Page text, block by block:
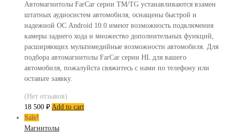
Автомагнитолы FarCar серии TM/TG устанавливаются взамен
штатных аудиосистем автомобиля, оснащены быстрой и
надежной ОС Android 10.0 имеют возможность подключения
камеры заднего хода и множество дополнительных функций,
расширяющих мультимедийные возможности автомобиля. Для
подбора автомагнитолы FarCar серии HL для вашего
автомобиля, пожалуйста свяжитесь с нами по телефону или
оставьте заявку.
(Нет отзывов)
18 500 ₽ Add to cart
Sale!
Магнитолы